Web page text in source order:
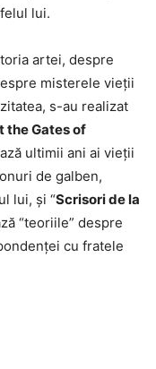
lui.
artei, despre
misterele vieţii
s-au realizat
the Gates of
ultimii ani ai vieții
de galben,
lui, şi “Scrisori de la
“teoriile” despre
cu fratele